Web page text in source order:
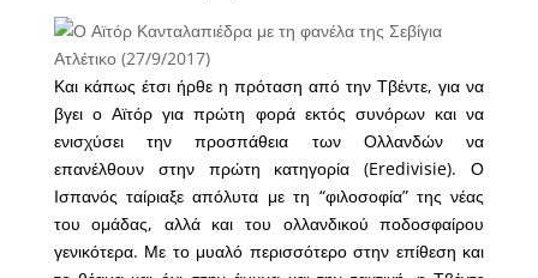
Και κάπως έτσι ήρθε η πρόταση από την Τβέντε, για να
βγει ο Αϊτόρ για πρώτη φορά εκτός συνόρων και να
ενισχύσει την προσπάθεια των Ολλανδών να
επανέλθουν στην πρώτη κατηγορία (Eredivisie). Ο
Ισπανός ταίριαξε απόλυτα με τη “φιλοσοφία” της νέας
του ομάδας, αλλά και του ολλανδικού ποδοσφαίρου
γενικότερα. Με το μυαλό περισσότερο στην επίθεση και